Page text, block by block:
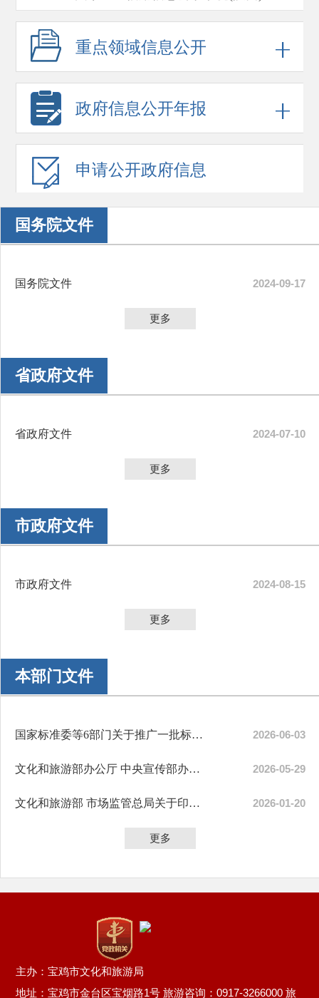
重点领域信息公开
政府信息公开年报
申请公开政府信息
国务院文件
国务院文件 2024-09-17
更多
省政府文件
省政府文件 2024-07-10
更多
市政府文件
市政府文件 2024-08-15
更多
本部门文件
国家标准委等6部门关于推广一批标准实施效果评估方法的通报 2026-06-03
文化和旅游部办公厅 中央宣传部办公厅 工业和信息化部办公厅 教育部... 2026-05-29
文化和旅游部 市场监管总局关于印发2026年版团队旅游合同（示范文本... 2026-01-20
更多
主办：宝鸡市文化和旅游局
地址：宝鸡市金台区宝烟路1号 旅游咨询：0917-3266000 旅